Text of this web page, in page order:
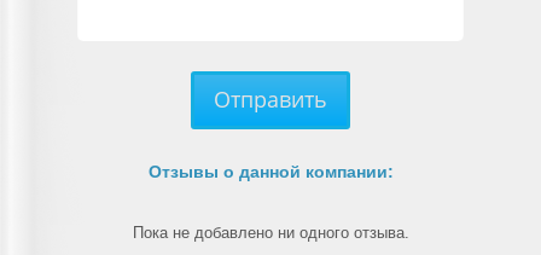
Отправить
Отзывы о данной компании:
Пока не добавлено ни одного отзыва.